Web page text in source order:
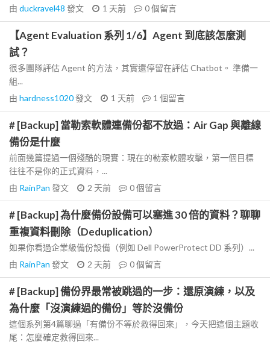
由 duckravel48 發文 1 天前 0個留言
【Agent Evaluation 系列 1/6】Agent 到底該怎麼測
試？
很多團隊評估 Agent 的方法，其實還停留在評估 Chatbot。 準備一
組...
由 hardness1020發文 1 天前 1 個留言
# [Backup] 當勒索軟體連備份都不放過：Air Gap 與離線
備份是什麼
前面幾篇提過一個殘酷的現實：現在的勒索軟體攻擊，第一個目標
往往不是你的正式資料，...
由 RainPan 發文 2 天前 0個留言
# [Backup] 為什麼備份設備可以塞進 30 倍的資料？聊聊
重複資料刪除（Deduplication）
如果你看過企業級備份設備（例如 Dell PowerProtect DD 系列）...
由 RainPan 發文 2 天前 0個留言
# [Backup] 備份界最常被跳過的一步：還原演練，以及
為什麼「沒演練過的備份」等於沒備份
這個系列第4篇聊過「有備份不等於救得回來」，今天把這個主題收
尾：怎麼確定救得回來...